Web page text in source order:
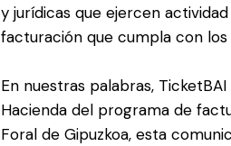
y jurídicas que ejercen
facturación que cumpla con
En nuestras palabras,
Hacienda del programa de
Foral de Gipuzkoa, esta